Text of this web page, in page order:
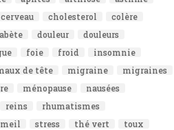
cerveau cholesterol
colère
douleur
douleurs
foie froid
insomnie
de tête migraine
migraines
ménopause
nausées
reins
rhumatismes
stress thé vert
toux